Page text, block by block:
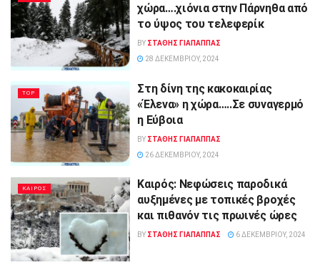
χώρα….χιόνια στην Πάρνηθα από
το ύψος του τελεφερίκ
BY ΣΤΑΘΗΣ ΓΊΑΠΑΠΠΑΣ
28 ΔΕΚΕΜΒΡΊΟΥ, 2024
TOP
Στη δίνη της κακοκαιρίας
«Έλενα» η χώρα…..Σε συναγερμό
η Εύβοια
BY ΣΤΑΘΗΣ ΓΊΑΠΑΠΠΑΣ
26 ΔΕΚΕΜΒΡΊΟΥ, 2024
ΚΑΙΡΟΣ
Καιρός: Νεφώσεις παροδικά
αυξημένες με τοπικές βροχές
και πιθανόν τις πρωινές ώρες
BY ΣΤΑΘΗΣ ΓΊΑΠΑΠΠΑΣ 6 ΔΕΚΕΜΒΡΊΟΥ, 2024